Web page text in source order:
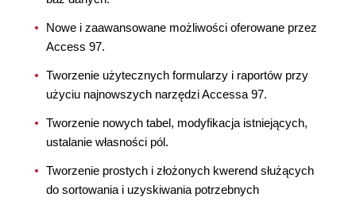
Nowe i zaawansowane możliwości oferowane przez
Access 97.
Tworzenie użytecznych formularzy i raportów przy
użyciu najnowszych narzędzi Accessa 97.
Tworzenie nowych tabel, modyfikacja istniejących,
ustalanie własności pól.
Tworzenie prostych i złożonych kwerend służących
do sortowania i uzyskiwania potrzebnych